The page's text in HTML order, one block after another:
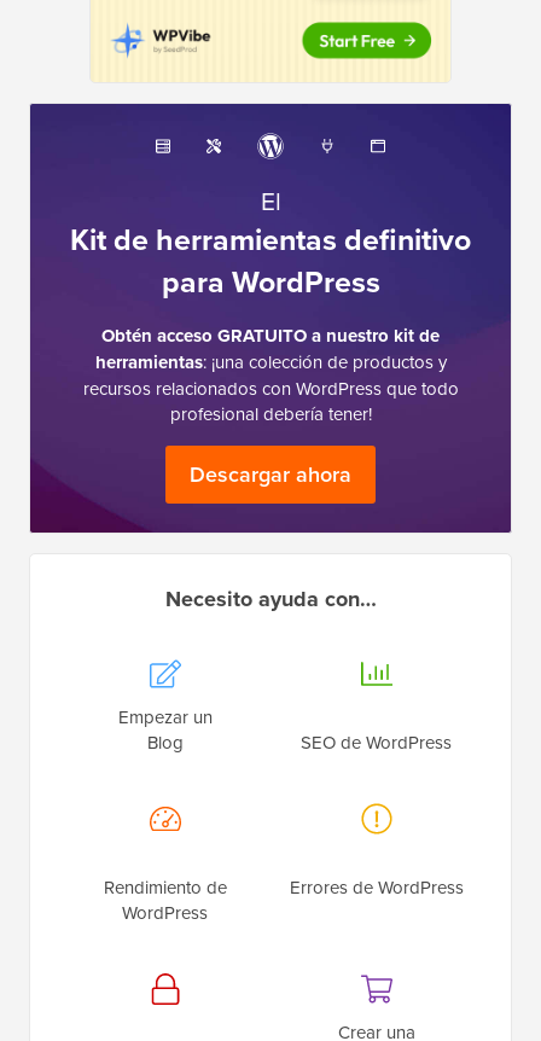
El
Kit de herramientas definitivo
para WordPress
Obtén acceso GRATUITO a nuestro kit de
herramientas: ¡una colección de productos y
recursos relacionados con WordPress que todo
profesional debería tener!
Descargar ahora
Necesito ayuda con…
Empezar un
Blog
SEO de WordPress
Rendimiento de
WordPress
Errores de WordPress
Crear una